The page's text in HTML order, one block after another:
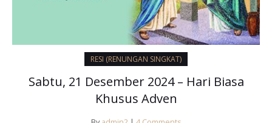
RESI (RENUNGAN SINGKAT)
Sabtu, 21 Desember 2024 – Hari Biasa
Khusus Adven